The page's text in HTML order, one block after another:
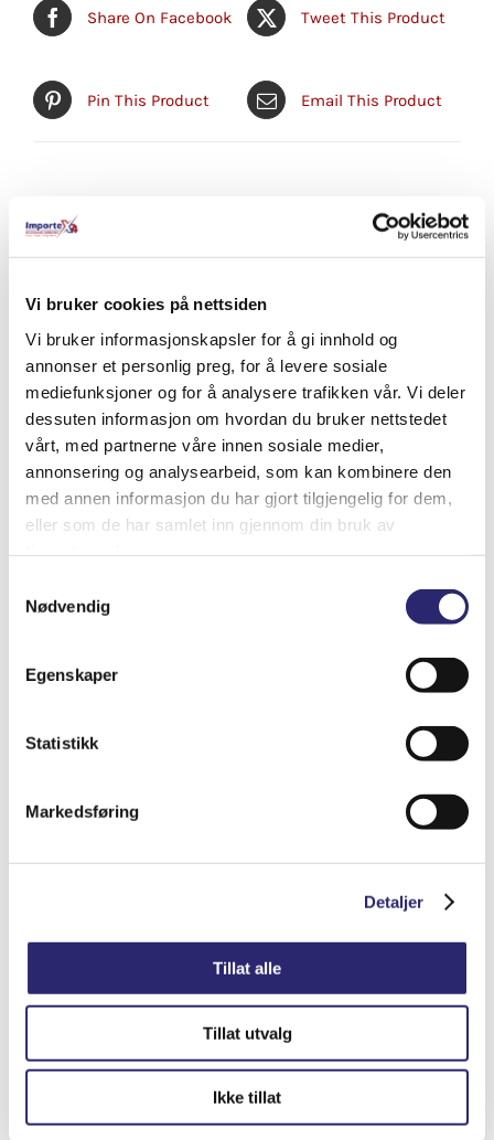
Vi bruker cookies på nettsiden
Vi bruker informasjonskapsler for å gi innhold og
annonser et personlig preg, for å levere sosiale
mediefunksjoner og for å analysere trafikken vår. Vi deler
dessuten informasjon om hvordan du bruker nettstedet
vårt, med partnerne våre innen sosiale medier,
annonsering og analysearbeid, som kan kombinere den
med annen informasjon du har gjort tilgjengelig for dem,
eller som de har samlet inn gjennom din bruk av
Nødvendig
Egenskaper
Statistikk
Markedsføring
Detaljer
Tillat alle
Tillat utvalg
Ikke tillat
Share On Facebook Tweet This Product
Pin This Product Email This Product
Relaterte produkter
kr8,188.75
Varenummer: els-011353
STARTER 9T 2KW PERKINS D2-55 (25-
3085B)